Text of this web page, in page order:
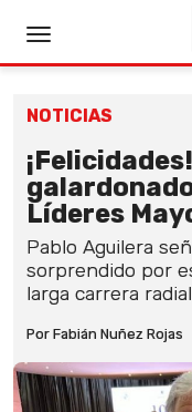
NOTICIAS
Líderes
Pablo Aguilera
sorprendido por
larga carrera
Por Fabián Nuñez Rojas